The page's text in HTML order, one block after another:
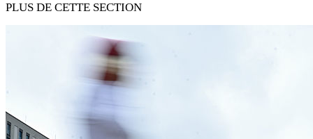
PLUS DE CETTE SECTION